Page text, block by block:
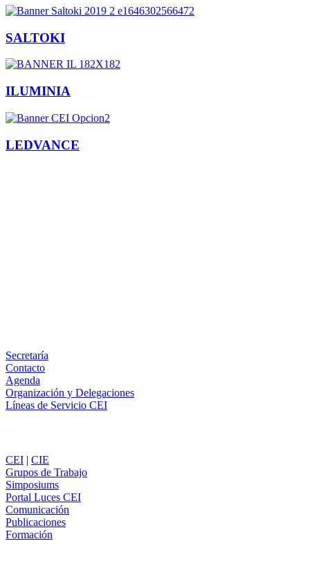
SALTOKI
ILUMINIA
LEDVANCE
Secretaría
Contacto
Agenda
Organización y Delegaciones
Líneas de Servicio CEI
CEI | CIE
Grupos de Trabajo
Simposiums
Portal Luces CEI
Comunicación
Publicaciones
Formación